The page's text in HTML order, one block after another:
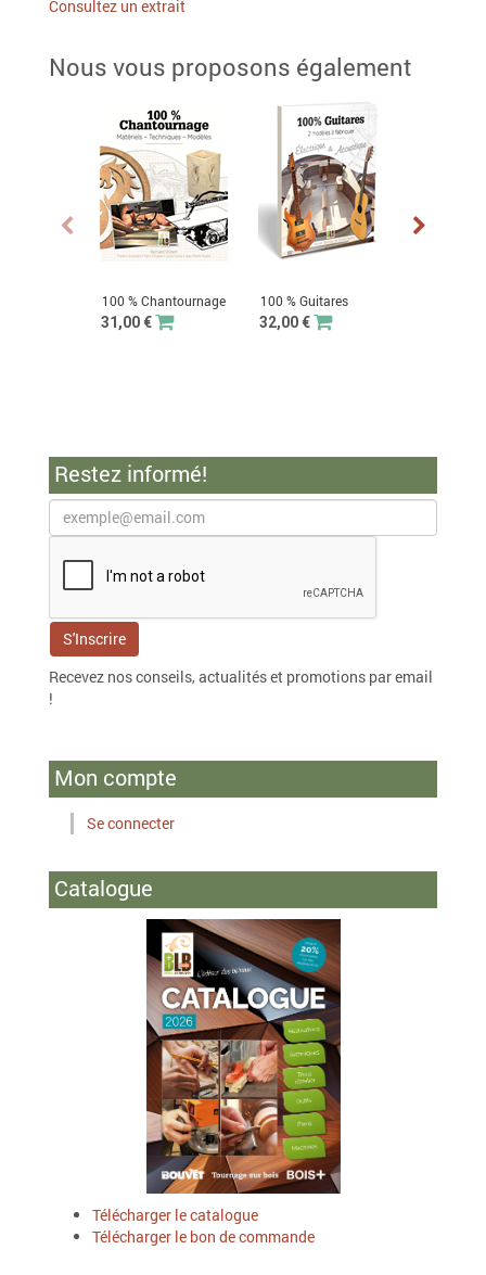
Consultez un extrait
Nous vous proposons également
100 % Chantournage
31,00 €
100 % Guitares
32,00 €
Restez informé!
Recevez nos conseils, actualités et promotions par email
!
Mon compte
Se connecter
Catalogue
Télécharger le catalogue
Télécharger le bon de commande